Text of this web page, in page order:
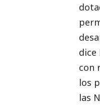
dice
con
los
las